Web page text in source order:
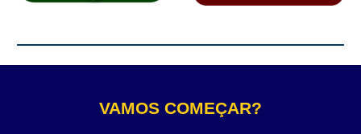
VAMOS COMEÇAR?